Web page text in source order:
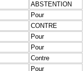
ABSTENTION
Pour
CONTRE
Pour
Pour
Contre
Pour